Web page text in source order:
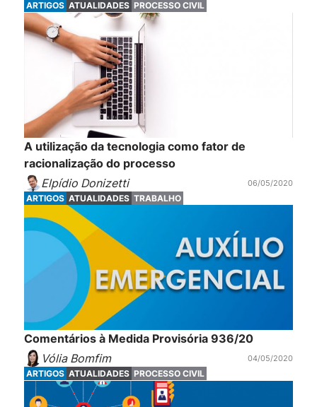
ARTIGOS ATUALIDADES PROCESSO CIVIL
A utilização da tecnologia como fator de
racionalização do processo
Elpídio Donizetti
06/05/2020
ARTIGOS ATUALIDADES TRABALHO
Comentários à Medida Provisória 936/20
Vólia Bomfim
04/05/2020
ARTIGOS ATUALIDADES PROCESSO CIVIL